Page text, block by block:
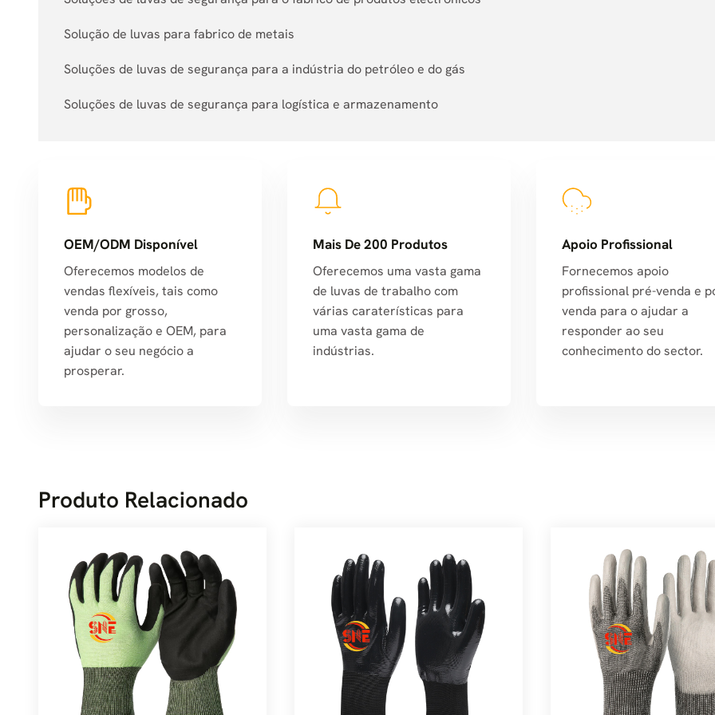
Solução de luvas para fabrico de metais
Soluções de luvas de segurança para a indústria do petróleo e do gás
Soluções de luvas de segurança para logística e armazenamento
OEM/ODM Disponível
Oferecemos modelos de
vendas flexíveis, tais como
venda por grosso,
personalização e OEM, para
ajudar o seu negócio a
prosperar.
Mais De 200 Produtos
Oferecemos uma vasta gama
de luvas de trabalho com
várias caraterísticas para
uma vasta gama de
indústrias.
Apoio Profissional
Fornecemos apoio
profissional pré-venda e
venda para o ajudar a
responder ao seu
conhecimento do sector.
Produto Relacionado